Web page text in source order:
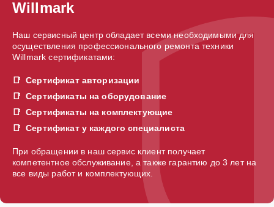
Willmark
Наш сервисный центр обладает всеми необходимыми для
осуществления профессионального ремонта техники
Willmark сертификатами:
Сертификат авторизации
Сертификаты на оборудование
Сертификаты на комплектующие
Сертификат у каждого специалиста
При обращении в наш сервис клиент получает
компетентное обслуживание, а также гарантию до 3 лет на
все виды работ и комплектующих.